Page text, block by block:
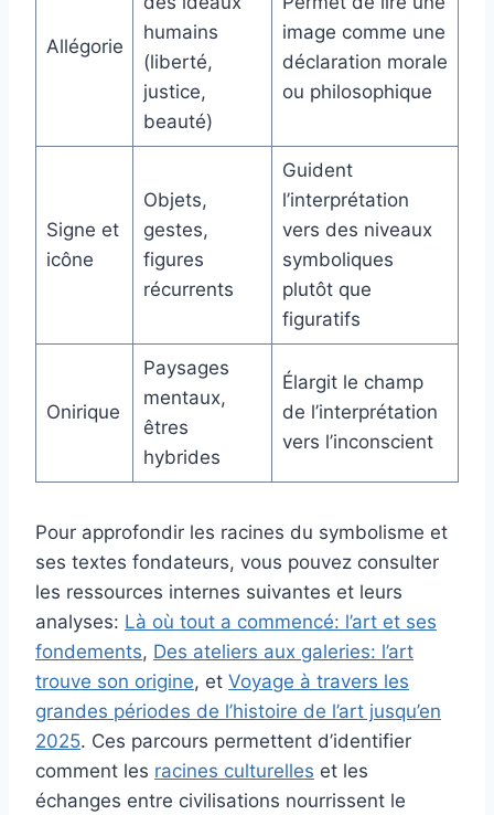
Allégorie
humains
(liberté,
justice,
beauté)
image comme une
déclaration morale
ou philosophique
Signe et
icône
Objets,
gestes,
figures
récurrents
Guident
l’interprétation
vers des niveaux
symboliques
plutôt que
figuratifs
Onirique
Paysages
mentaux,
êtres
hybrides
Élargit le champ
de l’interprétation
vers l’inconscient
Pour approfondir les racines du symbolisme et
ses textes fondateurs, vous pouvez consulter
les ressources internes suivantes et leurs
analyses: Là où tout a commencé: l’art et ses
fondements, Des ateliers aux galeries: l’art
trouve son origine, et Voyage à travers les
grandes périodes de l’histoire de l’art jusqu’en
2025. Ces parcours permettent d’identifier
comment les racines culturelles et les
échanges entre civilisations nourrissent le